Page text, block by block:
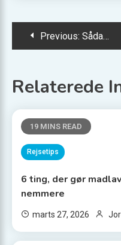
Previous: Sådan besøger du Tayrona Nationalpark på én dag
Relaterede
19 MINS READ
Rejsetips
6 ting, der gør
nemmere
marts 27, 2026